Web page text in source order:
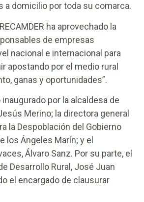
a domicilio por toda su comarca.
ha aprovechado la
de empresas
nacional e internacional para
apostando por el medio rural
ganas y oportunidades”.
por la alcaldesa de
Merino; la directora general
la Despoblación del Gobierno
los Ángeles Marín; y el
Álvaro Sanz. Por su parte, el
Desarrollo Rural, José Juan
el encargado de clausurar